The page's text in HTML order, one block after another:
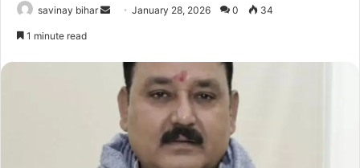
savinay bihar
Send January 28, 2026 0 34
1 minute read